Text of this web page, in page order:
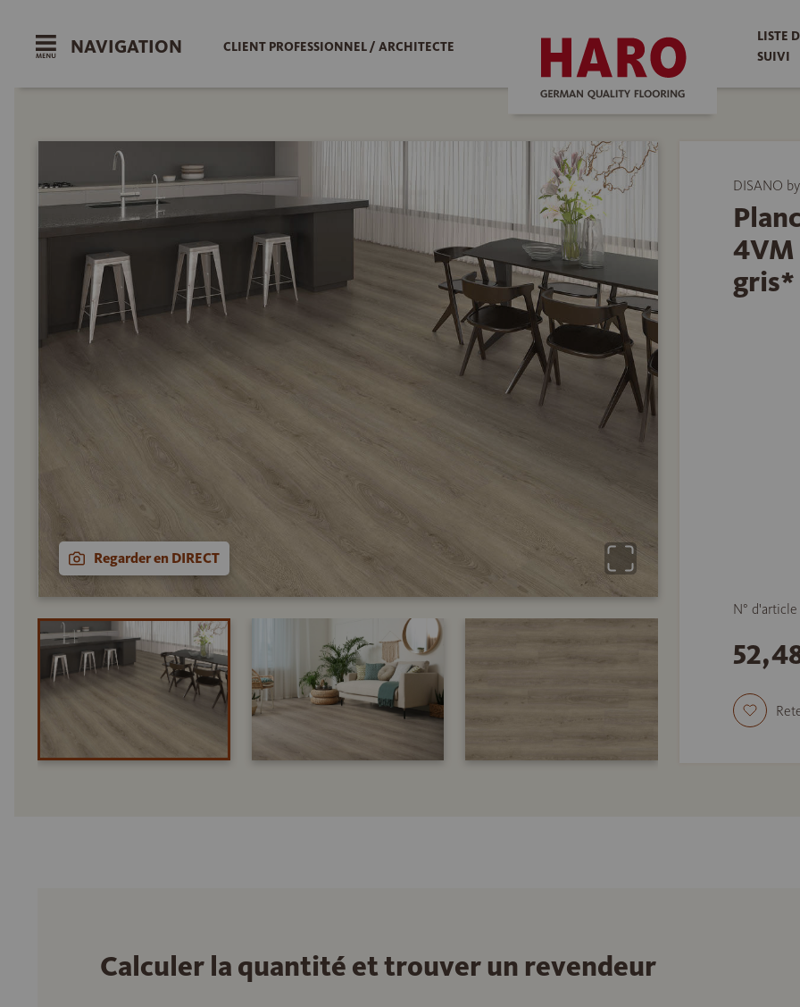
NAVIGATION CLIENT PROFESSIONNEL / ARCHITECTE
LISTE
SUIVI
Regarder en DIRECT
DISANO
4VM
N° d'article
Calculer la quantité et trouver un revendeur